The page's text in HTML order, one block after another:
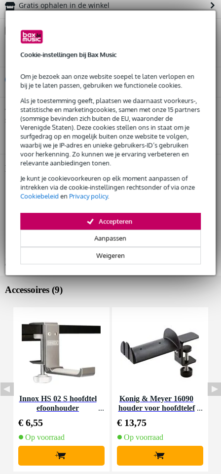
Cookie-instellingen bij Bax Music
Om je bezoek aan onze website soepel te laten verlopen en
bij je te laten passen, gebruiken we functionele cookies.
Als je toestemming geeft, plaatsen we daarnaast voorkeurs-,
statistische en marketingcookies, samen met onze 15 partners
(sommige bevinden zich buiten de EU, waaronder de
Verenigde Staten). Deze cookies stellen ons in staat om je
surfgedrag op en mogelijk buiten onze website te volgen,
waarbij we je IP-adres en unieke gebruikers-ID’s gebruiken
voor herkenning. Zo kunnen we je ervaring verbeteren en
relevante aanbiedingen tonen.
Je kunt je cookievoorkeuren op elk moment aanpassen of
intrekken via de cookie-instellingen rechtsonder of via onze
Cookiebeleiden Privacy policy.
Weigeren
Aanpassen
Accepteren
Gratis ophalen in de winkel
Kies nu voor 2 jaar extra Bax Music garantie en meer
voordelen
€ 41,45 eenmalig
Huur dit product
Huur dit product al vanaf 59 euro per maand
Huur meerdere producten tegelijk: min. € 300,- en max.
€ 2.500,-
Gratisthuisbezorgd of op te halen in de winkel
Al na 4 maanden maandelijks opzegbaar
De mogelijkheid om je product(en) met korting te kopen
Snelle vervanging door Bax Music bij een defect
Huur dit product
Twijfel je of deSteven Slate Audio VSX Immersion One
studio hoofdtelefoonbij je past? Doe de check.
Start de check
Productinformatie
Steven Slate Audio VSX Immersion One
studio hoofdtelefoon
met VSX Platinum software:
macOS 10.14 of later (Apple Silicon ondersteund)
macOS 11.7.4 of later (standalone)
Windows 10 of later, 64 bit
Bekijk alle productspecificaties
Accessoires (9)
Innox HS 02 S hoofdtel
efoonhouder
€ 6,55
Op voorraad
+
Konig & Meyer 16090
houder voor hoofdtelef
€ 13,75
Op voorraad
+